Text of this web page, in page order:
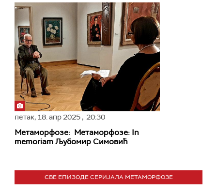
петак, 18. апр 2025 , 20:30
Метаморфозе: Метаморфозе: In
memoriam Љубомир Симовић
СВЕ ЕПИЗОДЕ СЕРИЈАЛА МЕТАМОРФОЗЕ